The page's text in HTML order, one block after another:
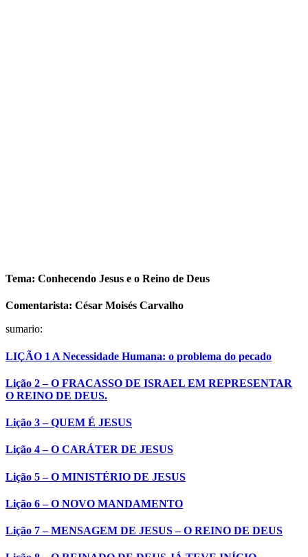
Tema: Conhecendo Jesus e o Reino de Deus
Comentarista: César Moisés Carvalho
sumario:
LIÇÃO 1 A Necessidade Humana: o problema do pecado
Lição 2 – O FRACASSO DE ISRAEL EM REPRESENTAR
O REINO DE DEUS.
Lição 3 – QUEM É JESUS
Lição 4 – O CARÁTER DE JESUS
Lição 5 – O MINISTÉRIO DE JESUS
Lição 6 – O NOVO MANDAMENTO
Lição 7 – MENSAGEM DE JESUS – O REINO DE DEUS